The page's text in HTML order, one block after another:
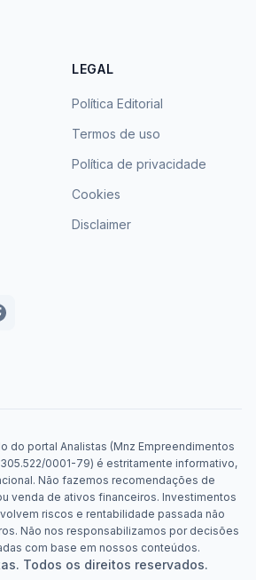
LEGAL
Política Editorial
Termos de uso
Política de privacidade
Cookies
Disclaimer
do portal Analistas (Mnz Empreendimentos
0001-79) é estritamente informativo,
Não fazemos recomendações de
venda de ativos financeiros. Investimentos
riscos e rentabilidade passada não
Não nos responsabilizamos por decisões
com base em nossos conteúdos.
Todos os direitos reservados.